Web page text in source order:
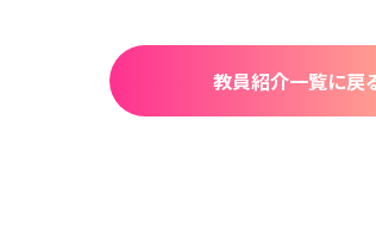
教員紹介一覧に戻